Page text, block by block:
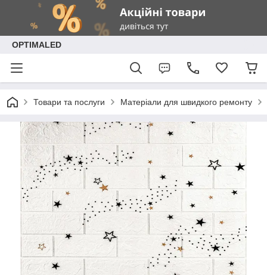
OPTIMALED
Товари та послуги Матеріали для швидкого ремонту